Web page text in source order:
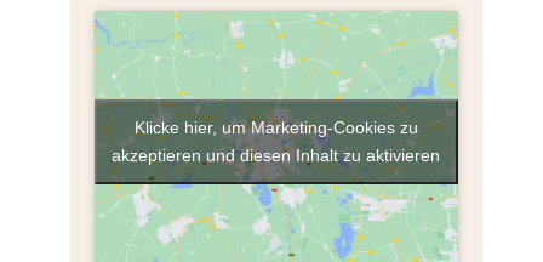
Klicke hier, um Marketing-Cookies zu
akzeptieren und diesen Inhalt zu aktivieren